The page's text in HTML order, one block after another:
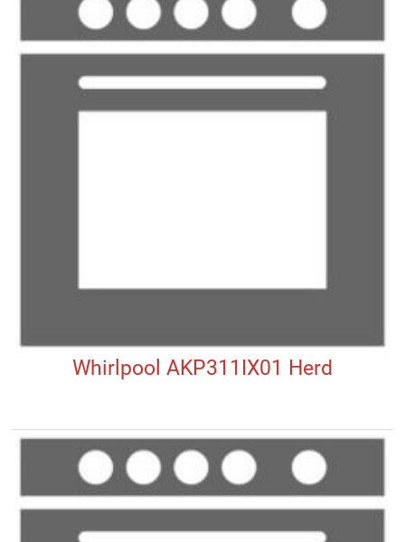
Whirlpool AKP311IX01 Herd